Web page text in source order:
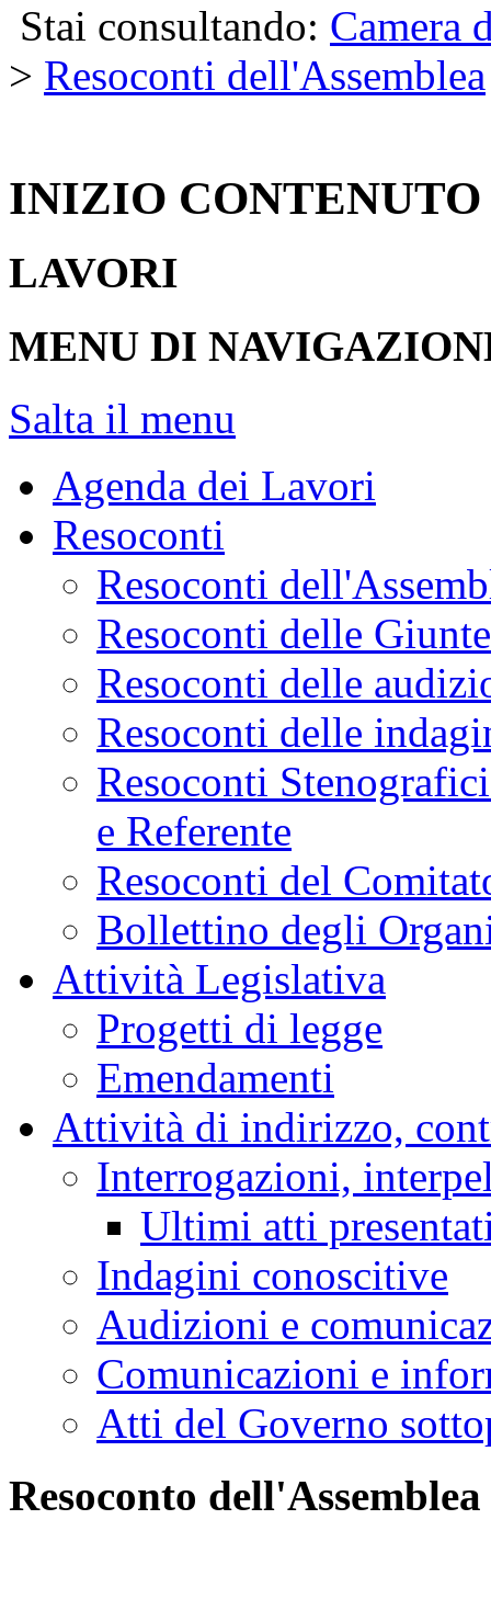
Stai consultando: Camera
> Resoconti dell'Assemblea
INIZIO CONTENUTO
LAVORI
MENU DI
Salta il menu
Agenda dei Lavori
Resoconti
Resoconti
Resoconti delle
Resoconti delle
Resoconti delle
Resoconti
e Referente
Resoconti del
Bollettino degli
Attività Legislativa
Progetti di legge
Emendamenti
Attività di indirizzo,
Interrogazioni,
Ultimi atti
Indagini conoscitive
Audizioni e
Comunicazioni e
Atti del Governo
Resoconto dell'Assemblea